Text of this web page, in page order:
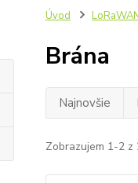
Úvod
Brána
Najnovšie
Zobrazujem 1-2 z